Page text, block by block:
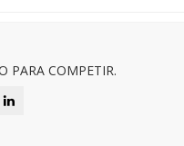
PARA COMPETIR.